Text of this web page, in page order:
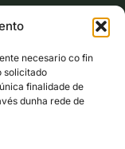
necesario co fin
solicitado
finalidade de
dunha rede de